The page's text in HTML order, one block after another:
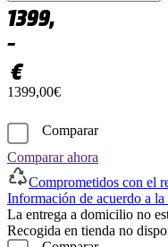
1399,
–
€
1399,00€
Comparar
Comparar ahora
Comprometidos con el
Información de acuerdo a
La entrega a domicilio no
Recogida en tienda no